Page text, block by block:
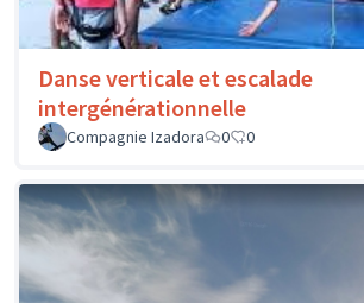
Danse verticale et escalade
intergénérationnelle
Compagnie Izadora
0 0